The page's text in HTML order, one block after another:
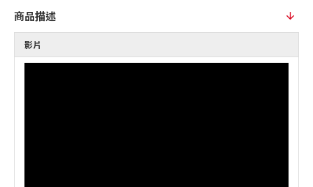
商品描述
影片